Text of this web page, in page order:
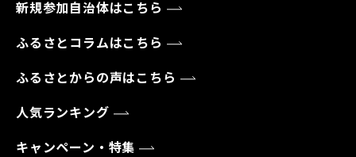
新規参加自治体はこちら
ふるさとコラムはこちら
ふるさとからの声はこちら
人気ランキング
キャンペーン・特集